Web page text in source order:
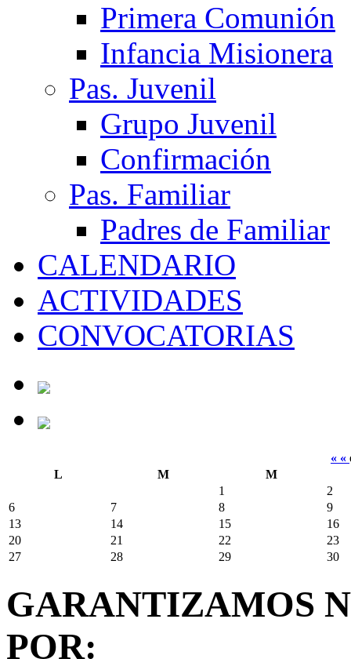
Primera Comunión
Infancia Misionera
Pas. Juvenil
Grupo Juvenil
Confirmación
Pas. Familiar
Padres de Familiar
CALENDARIO
ACTIVIDADES
CONVOCATORIAS
« «
L
M
M
1
2
6
7 8
9
13
14 15
16
20
21 22
23
27
28 29 30
GARANTIZAMOS
POR: